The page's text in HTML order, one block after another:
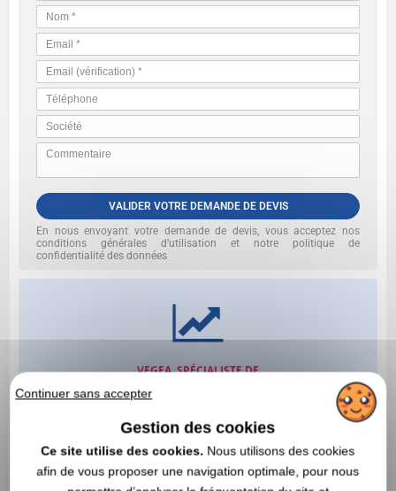
VALIDER VOTRE DEMANDE DE DEVIS
En nous envoyant votre demande de devis, vous acceptez nos
conditions générales d’utilisation et notre politique de
confidentialité des données
Continuer sans accepter
Gestion des cookies
Ce site utilise des cookies. Nous utilisons des cookies
afin de vous proposer une navigation optimale, pour nous